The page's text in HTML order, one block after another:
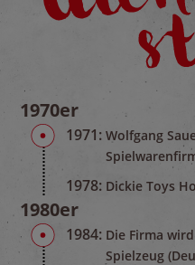
1970er
1971: Wolfgang
1978: Dickie Toys
1980er
1984: Die Firma
Spielzeug